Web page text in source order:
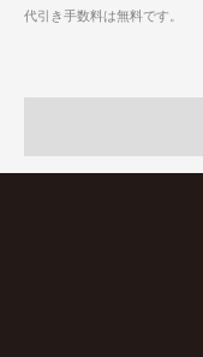
代引き手数料は無料です。